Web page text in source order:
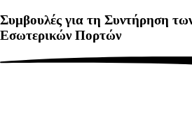
Συμβουλές για τη Συντήρηση
Εσωτερικών Πορτών